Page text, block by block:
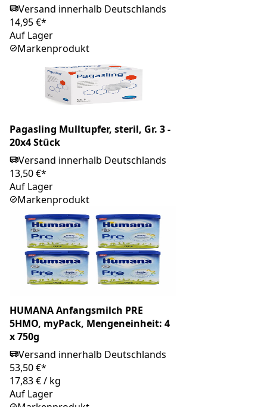
Versand innerhalb Deutschlands
14,95 €*
Auf Lager
Markenprodukt
Pagasling Mulltupfer, steril, Gr. 3 -
20x4 Stück
Versand innerhalb Deutschlands
13,50 €*
Auf Lager
Markenprodukt
HUMANA Anfangsmilch PRE
5HMO, myPack, Mengeneinheit: 4
x 750g
Versand innerhalb Deutschlands
53,50 €*
17,83 €/ kg
Auf Lager